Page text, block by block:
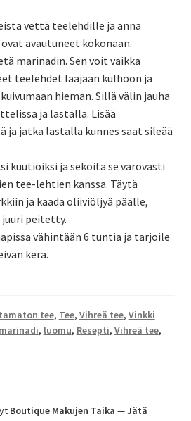
vettä teelehdille ja anna
avautuneet kokonaan.
marinadin. Sen voit vaikka
teelehdet laajaan kulhoon ja
hieman. Sillä välin jauha
ja lastalla. Lisää
ja jatka lastalla kunnes saat sileää
kuutioiksi ja sekoita se varovasti
tee-lehtien kanssa. Täytä
ja kaada oliiviöljyä päälle,
peitetty.
vähintään 6 tuntia ja tarjoile
kera.
tee, Tee, Vihreä tee, Vinkki
, luomu, Resepti, Vihreä tee,
Boutique Makujen Taika —Jätä